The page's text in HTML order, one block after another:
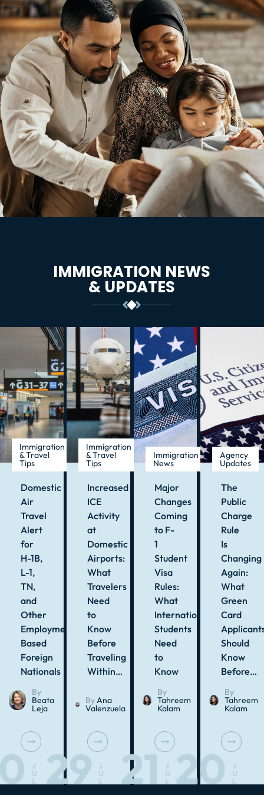
IMMIGRATION NEWS
& UPDATES
Immigration
& Travel
Tips
Domestic
Air
Travel
Alert
for
H-1B,
L-1,
TN,
and
Other
Employment-
Based
Foreign
Nationals
By
Beata
Leja
J
U
L
Immigration
& Travel
Tips
Increased
ICE
Activity
at
Domestic
Airports:
What
Travelers
Need
to
Know
Before
Traveling
Within…
ByAna
Valenzuela
29
J
U
L
Immigration
News
Major
Changes
Coming
to F-
1
Student
Visa
Rules:
What
International
Students
Need
to
Know
By
Tahreem
Kalam
21
J
U
L
Agency
Updates
The
Public
Charge
Rule
Is
Changing
Again:
What
Green
Card
Should
Know
Before…
By
Tahreem
Kalam
20
J
U
L